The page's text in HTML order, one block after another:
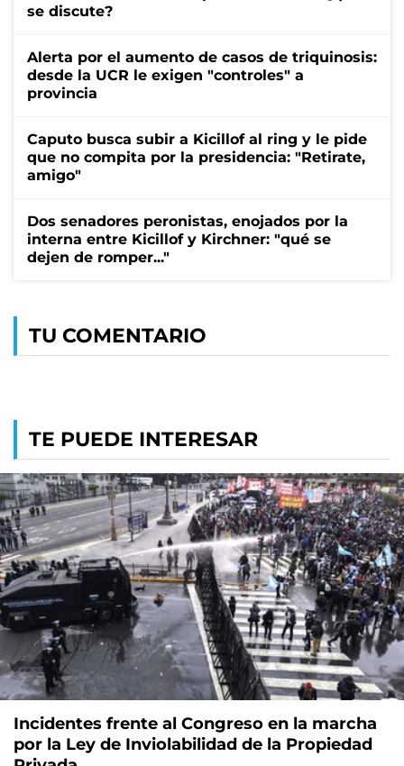
se discute?
Alerta por el aumento de casos de triquinosis:
desde la UCR le exigen "controles" a
provincia
Caputo busca subir a Kicillof al ring y le pide
que no compita por la presidencia: "Retirate,
amigo"
Dos senadores peronistas, enojados por la
interna entre Kicillof y Kirchner: "qué se
dejen de romper..."
TU COMENTARIO
TE PUEDE INTERESAR
Incidentes frente al Congreso en la marcha
por la Ley de Inviolabilidad de la Propiedad